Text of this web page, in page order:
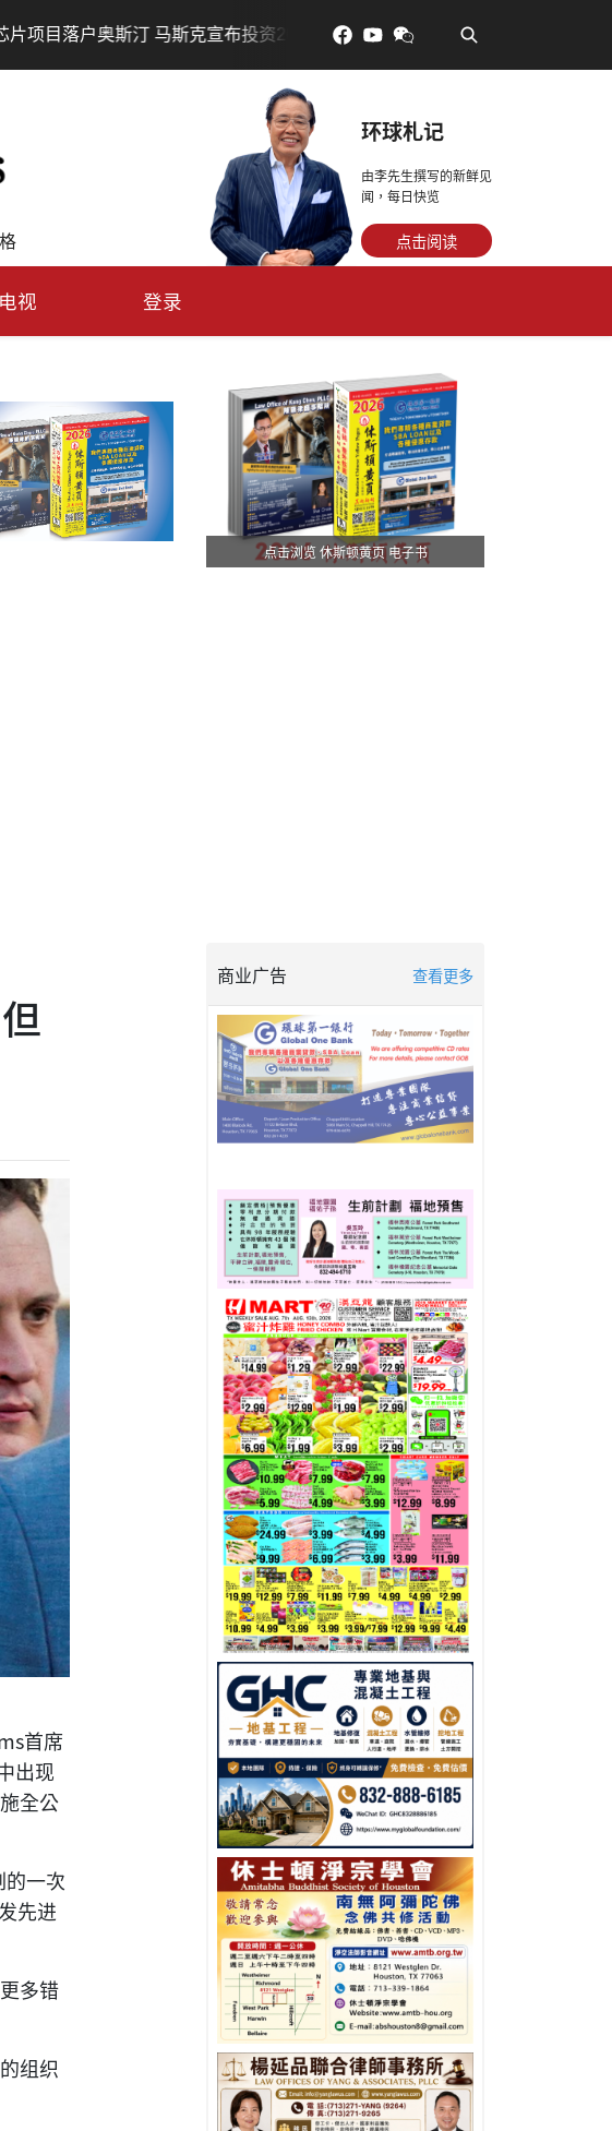
斯克宣布投资200亿美元建设AI芯片制造基地 • 吃對了更年輕：花青
环球札记
由李先生撰写的新鲜见
闻，每日快览
点击阅读
电视 登录
点击浏览 休斯顿黄页 电子书
首席
出现
全公
一次
先进
多错
组织
商业广告 查看更多